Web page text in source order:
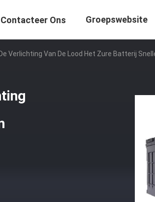
Contacteer Ons Groepswebsite
Verlichting Van De Lood Het Zure Batterij